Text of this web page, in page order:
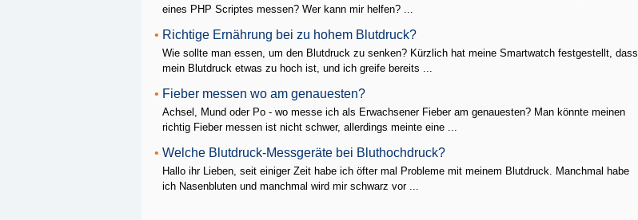
eines PHP Scriptes messen? Wer kann mir helfen? ...
• Richtige Ernährung bei zu hohem Blutdruck?
Wie sollte man essen, um den Blutdruck zu senken? Kürzlich hat meine Smartwatch festgestellt, dass
mein Blutdruck etwas zu hoch ist, und ich greife bereits ...
• Fieber messen wo am genauesten?
Achsel, Mund oder Po - wo messe ich als Erwachsener Fieber am genauesten? Man könnte meinen
richtig Fieber messen ist nicht schwer, allerdings meinte eine ...
• Welche Blutdruck-Messgeräte bei Bluthochdruck?
Hallo ihr Lieben, seit einiger Zeit habe ich öfter mal Probleme mit meinem Blutdruck. Manchmal habe
ich Nasenbluten und manchmal wird mir schwarz vor ...